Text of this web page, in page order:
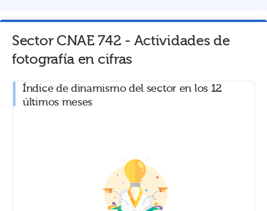
Sector CNAE742 - Actividades de
fotografía en cifras
Índice de dinamismo del sector en los 12
últimos meses